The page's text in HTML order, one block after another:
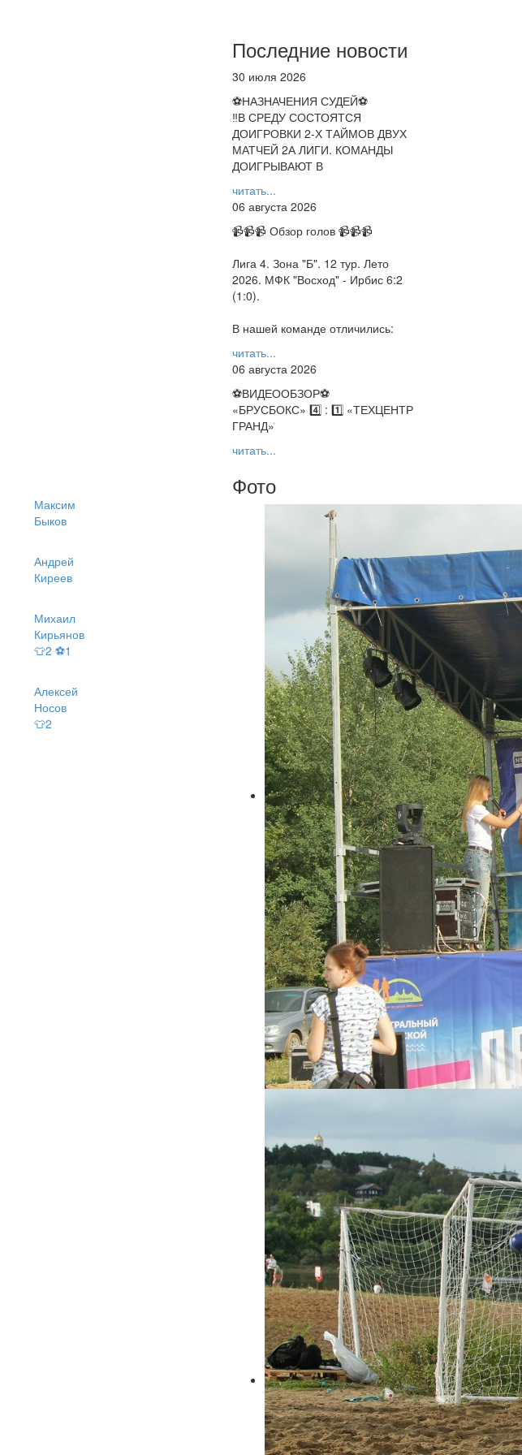
Максим
Быков
Андрей
Киреев
Михаил
Кирьянов
👕2 ⚽1
Алексей
Носов
👕2
Последние новости
30 июля 2026
⚽НАЗНАЧЕНИЯ СУДЕЙ⚽
‼В СРЕДУ СОСТОЯТСЯ
ДОИГРОВКИ 2-Х ТАЙМОВ ДВУХ
МАТЧЕЙ 2А ЛИГИ. КОМАНДЫ
ДОИГРЫВАЮТ В
читать...
06 августа 2026
📹📹📹 Обзор голов 📹📹📹
Лига 4. Зона "Б". 12 тур. Лето
2026. МФК "Восход" - Ирбис 6:2
(1:0).
В нашей команде отличились:
читать...
06 августа 2026
⚽️ВИДЕООБЗОР⚽️
«БРУСБОКС» 4️⃣ : 1️⃣ «ТЕХЦЕНТР
ГРАНД»
читать...
Фото